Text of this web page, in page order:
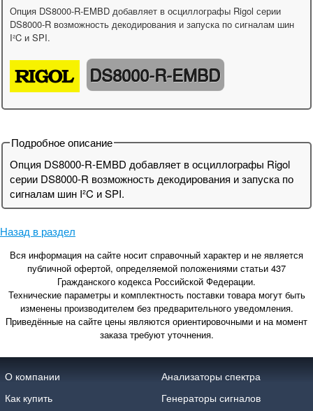
Опция DS8000-R-EMBD добавляет в осциллографы Rigol серии
DS8000-R возможность декодирования и запуска по сигналам шин
I²C и SPI.
DS8000-R-EMBD
Подробное описание
Опция DS8000-R-EMBD добавляет в осциллографы Rigol
серии DS8000-R возможность декодирования и запуска по
сигналам шин I²C и SPI.
Назад в раздел
Вся информация на сайте носит справочный характер и не является
публичной офертой, определяемой положениями статьи 437
Гражданского кодекса Российской Федерации.
Технические параметры и комплектность поставки товара могут быть
изменены производителем без предварительного уведомления.
Приведённые на сайте цены являются ориентировочными и на момент
заказа требуют уточнения.
О компании
Как купить
Анализаторы спектра
Генераторы сигналов